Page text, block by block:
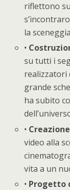
riflettono
la
•
su tutti i
realizzatori
grande
ha subito
•
video alla
vita a un
• Progetto